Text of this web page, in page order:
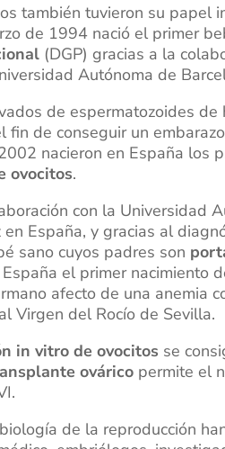
también tuvieron su papel
de 1994 nació el primer
(DGP) gracias a la
Autónoma de
de espermatozoides de
fin de conseguir un
nacieron en España los
ovocitos.
con la Universidad
España, y gracias al
sano cuyos padres son
el primer nacimiento
afecto de una anemia
Virgen del Rocío de Sevilla.
in vitro de ovocitos se
ovárico permite el
de la reproducción